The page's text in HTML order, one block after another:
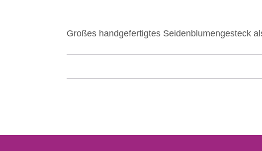
Großes handgefertigtes Seidenblumengesteck